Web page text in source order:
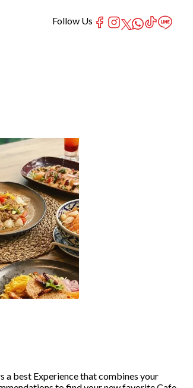
a best Experience that combines your
Follow Us